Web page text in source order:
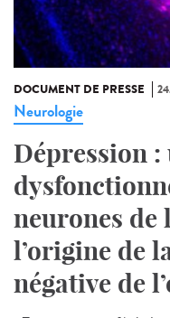
DOCUMENT DE PRESSE
Neurologie
Dépression :
neurones de
l’origine de
négative de